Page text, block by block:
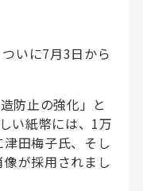
いに7月3日から
防止の強化」と
い紙幣には、1万
田梅子氏、そし
が採用されまし